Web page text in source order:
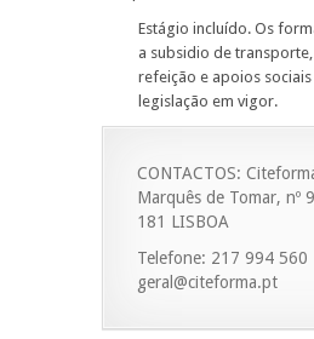
Estágio incluído. Os
a subsidio de
refeição e apoios
legislação em vigor.
CONTACTOS:
Marquês de Tomar, nº
181 LISBOA
Telefone: 217 994 560
geral@citeforma.pt